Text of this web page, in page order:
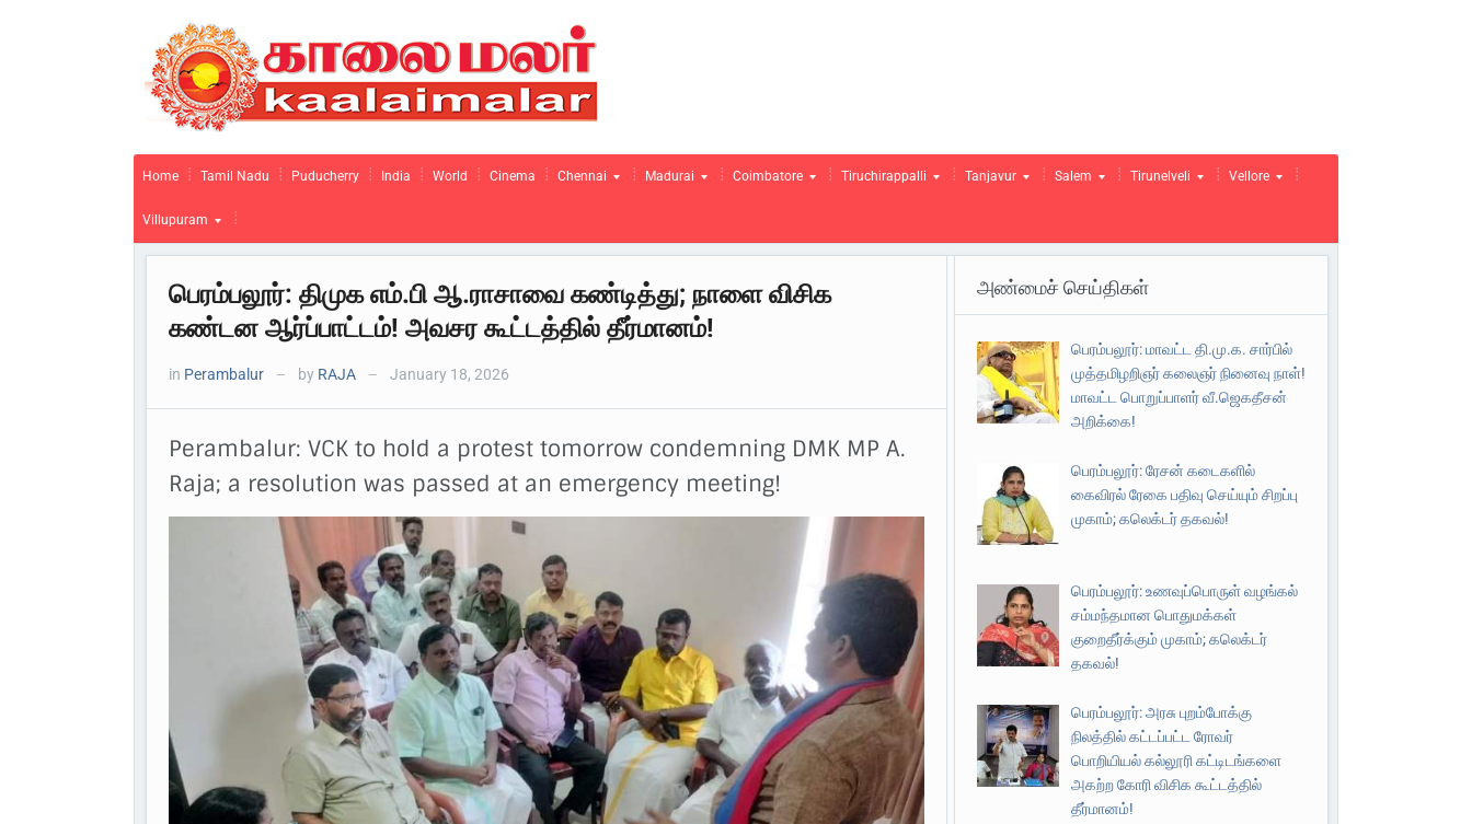
Home Tamil Nadu Puducherry India World Cinema Chennai Madurai Coimbatore Tiruchirappalli Tanjavur Salem Tirunelveli Vellore
Villupuram
பெரம்பலூர்: திமுக எம்.பி ஆ.ராசாவை கண்டித்து; நாளை விசிக
கண்டன ஆர்ப்பாட்டம்! அவசர கூட்டத்தில் தீர்மானம்!
in Perambalur — by RAJA — January 18, 2026
Perambalur: VCK to hold a protest tomorrow condemning DMK MP A.
Raja; a resolution was passed at an emergency meeting!
அண்மைச் செய்திகள்
பெரம்பலூர்: மாவட்ட தி.மு.க. சார்பில்
முத்தமிழறிஞர் கலைஞர் நினைவு நாள்!
மாவட்ட பொறுப்பாளர் வீ.ஜெகதீசன்
அறிக்கை!
பெரம்பலூர்: ரேசன் கடைகளில்
கைவிரல் ரேகை பதிவு செய்யும் சிறப்பு
முகாம்; கலெக்டர் தகவல்!
பெரம்பலூர்: உணவுப்பொருள் வழங்கல்
சம்மந்தமான பொதுமக்கள்
குறைதீர்க்கும் முகாம்; கலெக்டர்
தகவல்!
பெரம்பலூர்: அரசு புறம்போக்கு
நிலத்தில் கட்டப்பட்ட ரோவர்
பொறியியல் கல்லூரி கட்டிடங்களை
அகற்ற கோரி விசிக கூட்டத்தில்
தீர்மானம்!